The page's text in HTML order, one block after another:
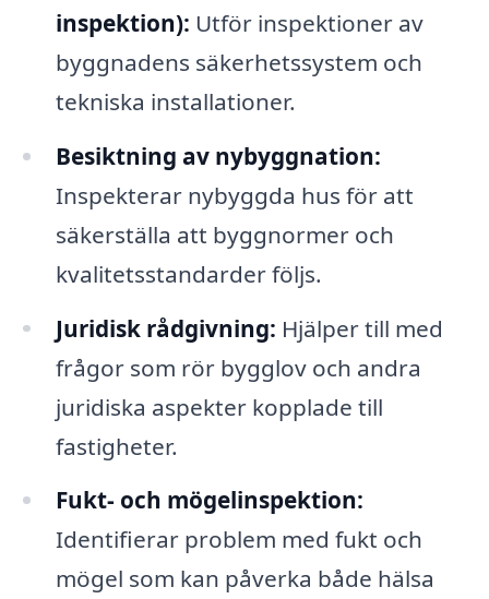
inspektion): Utför inspektioner av
byggnadens säkerhetssystem och
tekniska installationer.
Besiktning av nybyggnation:
Inspekterar nybyggda hus för att
säkerställa att byggnormer och
kvalitetsstandarder följs.
Juridisk rådgivning: Hjälper till med
frågor som rör bygglov och andra
juridiska aspekter kopplade till
fastigheter.
Fukt- och mögelinspektion:
Identifierar problem med fukt och
mögel som kan påverka både hälsa